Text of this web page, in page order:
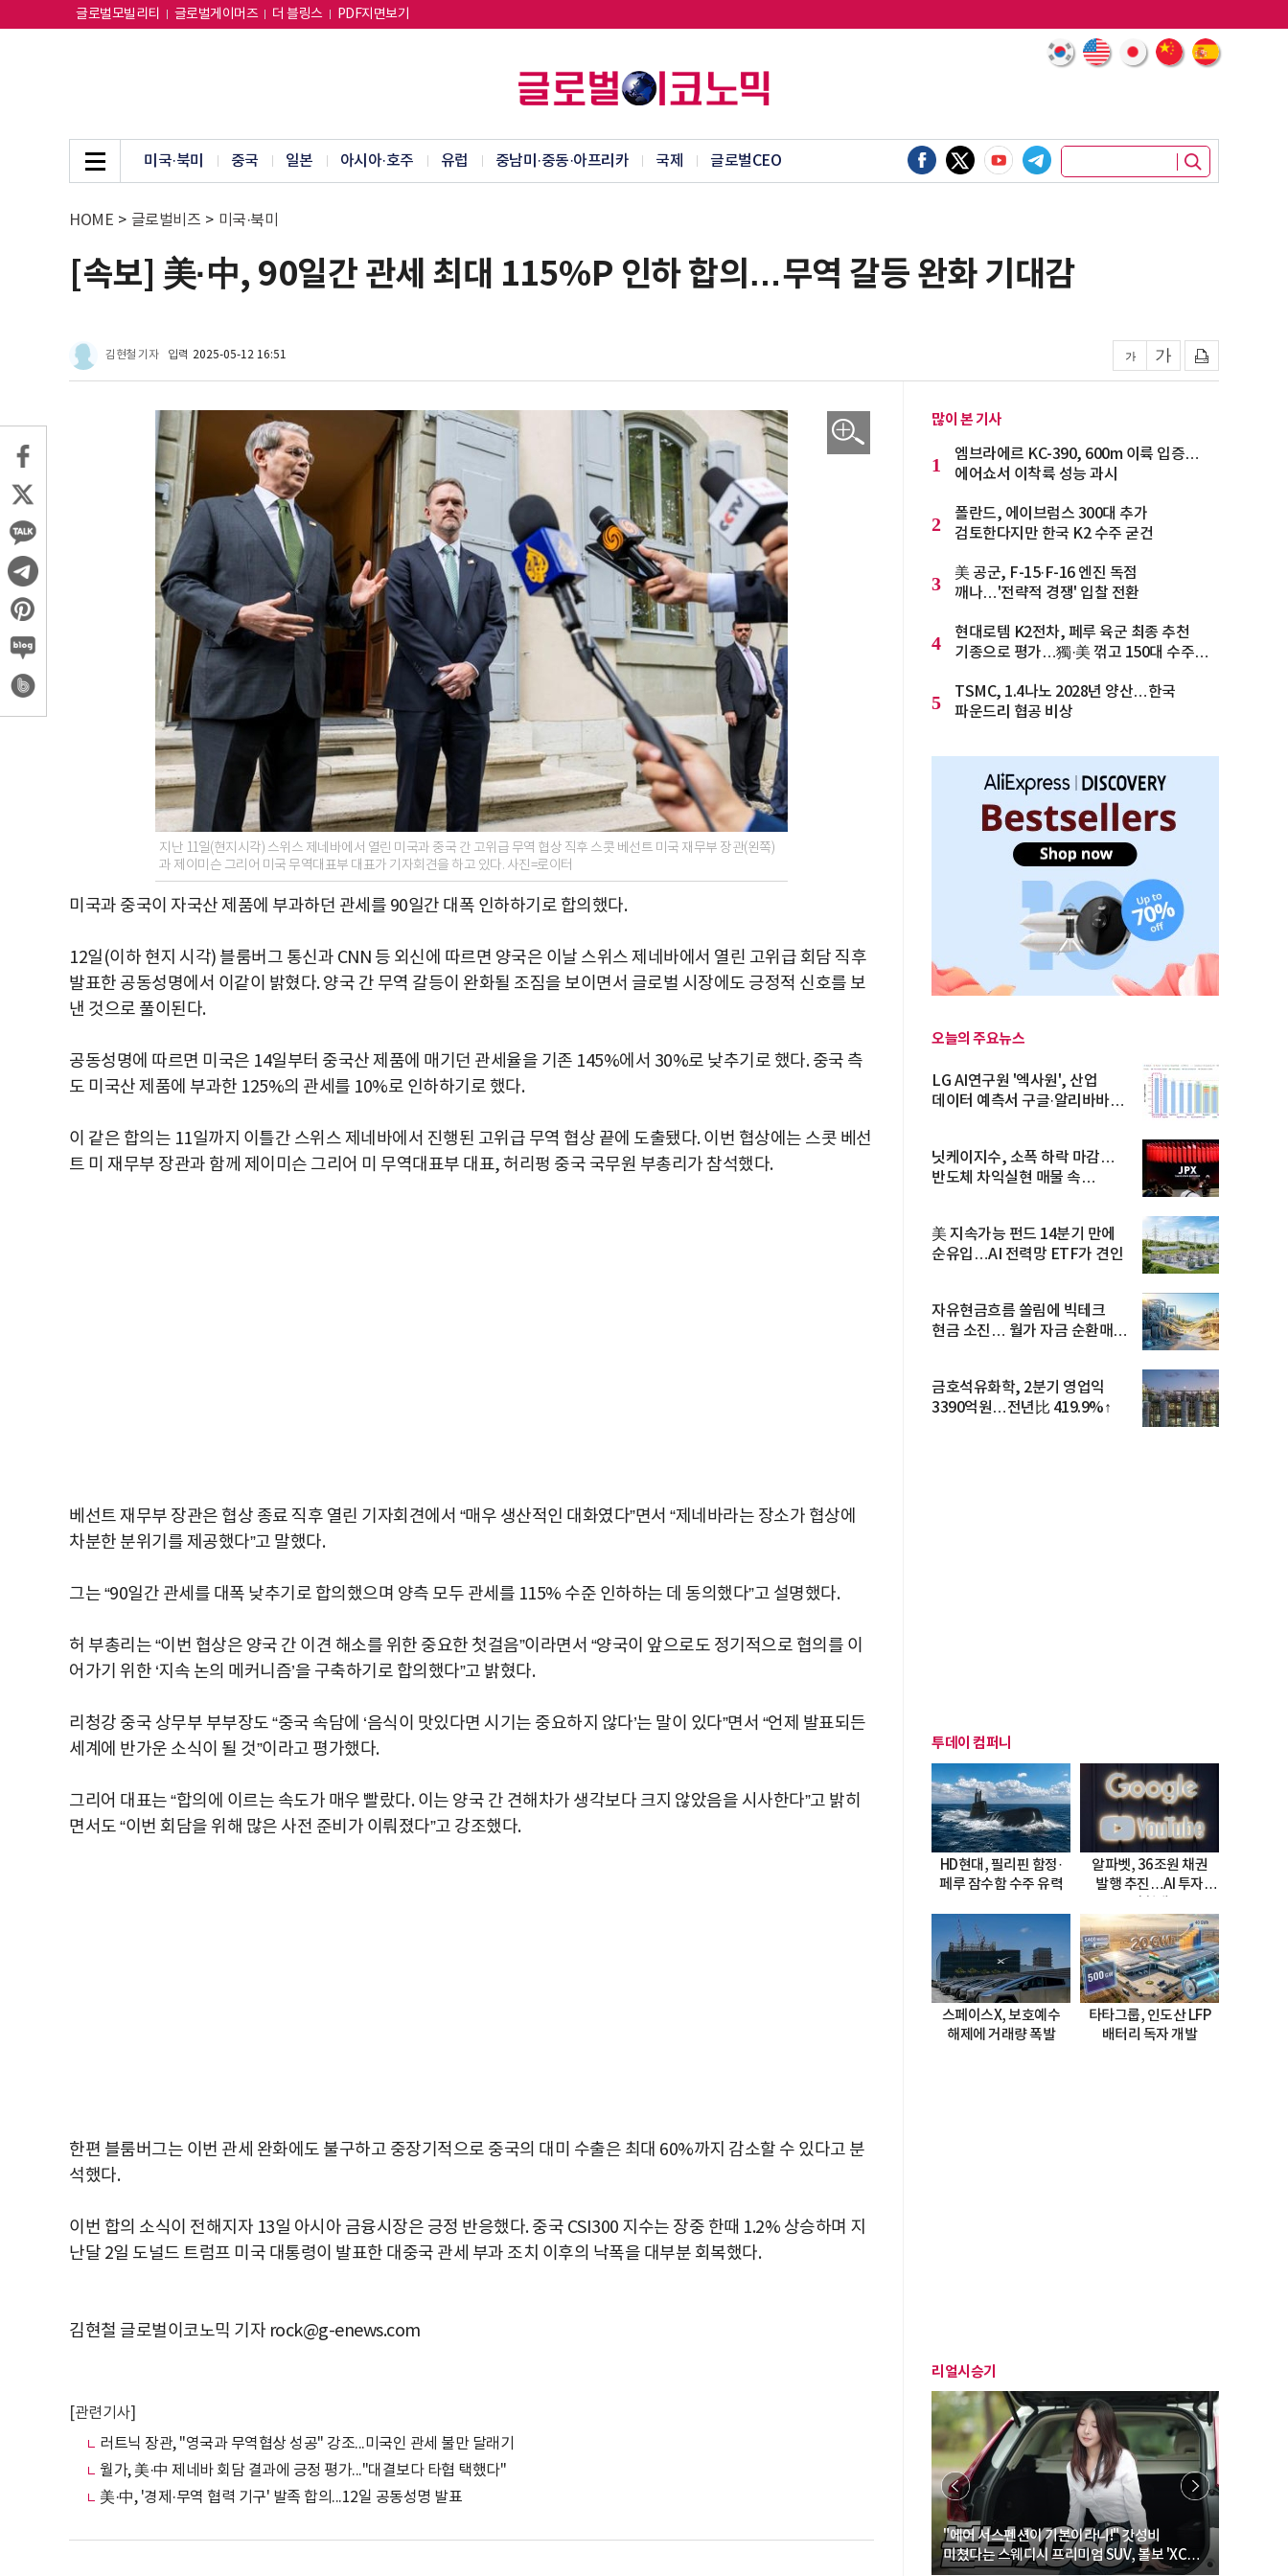
글로벌모빌리티 글로벌게이머즈 더 블링스 PDF지면보기
미국·북미 중국 일본 아시아·호주 유럽 중남미·중동·아프리카 국제 글로벌CEO
HOME > 글로벌비즈 > 미국·북미
[속보] 美·中, 90일간 관세 최대 115%P 인하 합의…무역 갈등 완화 기대감
김현철 기자 입력 2025-05-12 16:51
지난 11일(현지시각) 스위스 제네바에서 열린 미국과 중국 간 고위급 무역 협상 직후 스콧 베선트 미국 재무부 장관(왼쪽)
과 제이미슨 그리어 미국 무역대표부 대표가 기자회견을 하고 있다. 사진=로이터
미국과 중국이 자국산 제품에 부과하던 관세를 90일간 대폭 인하하기로 합의했다.
12일(이하 현지 시각) 블룸버그 통신과 CNN 등 외신에 따르면 양국은 이날 스위스 제네바에서 열린 고위급 회담 직후
발표한 공동성명에서 이같이 밝혔다. 양국 간 무역 갈등이 완화될 조짐을 보이면서 글로벌 시장에도 긍정적 신호를 보
낸 것으로 풀이된다.
공동성명에 따르면 미국은 14일부터 중국산 제품에 매기던 관세율을 기존 145%에서 30%로 낮추기로 했다. 중국 측
도 미국산 제품에 부과한 125%의 관세를 10%로 인하하기로 했다.
이 같은 합의는 11일까지 이틀간 스위스 제네바에서 진행된 고위급 무역 협상 끝에 도출됐다. 이번 협상에는 스콧 베선
트 미 재무부 장관과 함께 제이미슨 그리어 미 무역대표부 대표, 허리펑 중국 국무원 부총리가 참석했다.
베선트 재무부 장관은 협상 종료 직후 열린 기자회견에서 “매우 생산적인 대화였다”면서 “제네바라는 장소가 협상에
차분한 분위기를 제공했다”고 말했다.
그는 “90일간 관세를 대폭 낮추기로 합의했으며 양측 모두 관세를 115% 수준 인하하는 데 동의했다”고 설명했다.
허 부총리는 “이번 협상은 양국 간 이견 해소를 위한 중요한 첫걸음”이라면서 “양국이 앞으로도 정기적으로 협의를 이
어가기 위한 ‘지속 논의 메커니즘’을 구축하기로 합의했다”고 밝혔다.
리청강 중국 상무부 부부장도 “중국 속담에 ‘음식이 맛있다면 시기는 중요하지 않다’는 말이 있다”면서 “언제 발표되든
세계에 반가운 소식이 될 것”이라고 평가했다.
그리어 대표는 “합의에 이르는 속도가 매우 빨랐다. 이는 양국 간 견해차가 생각보다 크지 않았음을 시사한다”고 밝히
면서도 “이번 회담을 위해 많은 사전 준비가 이뤄졌다”고 강조했다.
한편 블룸버그는 이번 관세 완화에도 불구하고 중장기적으로 중국의 대미 수출은 최대 60%까지 감소할 수 있다고 분
석했다.
이번 합의 소식이 전해지자 13일 아시아 금융시장은 긍정 반응했다. 중국 CSI300 지수는 장중 한때 1.2% 상승하며 지
난달 2일 도널드 트럼프 미국 대통령이 발표한 대중국 관세 부과 조치 이후의 낙폭을 대부분 회복했다.
김현철 글로벌이코노믹 기자 rock@g-enews.com
[관련기사]
러트닉 장관, "영국과 무역협상 성공" 강조...미국인 관세 불만 달래기
월가, 美·中 제네바 회담 결과에 긍정 평가..."대결보다 타협 택했다"
美·中, '경제·무역 협력 기구' 발족 합의...12일 공동성명 발표
많이 본 기사
1
엠브라에르 KC-390, 600m 이륙 입증…
에어쇼서 이착륙 성능 과시
2
폴란드, 에이브럼스 300대 추가
검토한다지만 한국 K2 수주 굳건
3
美 공군, F-15·F-16 엔진 독점
깨나…'전략적 경쟁' 입찰 전환
4
현대로템 K2전차, 페루 육군 최종 추천
기종으로 평가…獨·美 꺾고 150대 수주
5
TSMC, 1.4나노 2028년 양산…한국
파운드리 협공 비상
오늘의 주요뉴스
LG AI연구원 '엑사원', 산업
데이터 예측서 구글·알리바바
닛케이지수, 소폭 하락 마감…
반도체 차익실현 매물 속
美 지속가능 펀드 14분기 만에
순유입…AI 전력망 ETF가 견인
자유현금흐름 쏠림에 빅테크
현금 소진… 월가 자금 순환매
금호석유화학, 2분기 영업익
3390억원…전년比 419.9%↑
투데이 컴퍼니
HD현대, 필리핀 함정·
페루 잠수함 수주 유력
알파벳, 36조원 채권
발행 추진…AI 투자
스페이스X, 보호예수
해제에 거래량 폭발
타타그룹, 인도산 LFP
배터리 독자 개발
리얼시승기
박지수 아나운서가 타본 ‘전설의 무쏘’… “여성·
"에어 서스펜션이 기본이라니!" 갓성비
미쳤다는 스웨디시 프리미엄 SUV, 볼보 'XC60